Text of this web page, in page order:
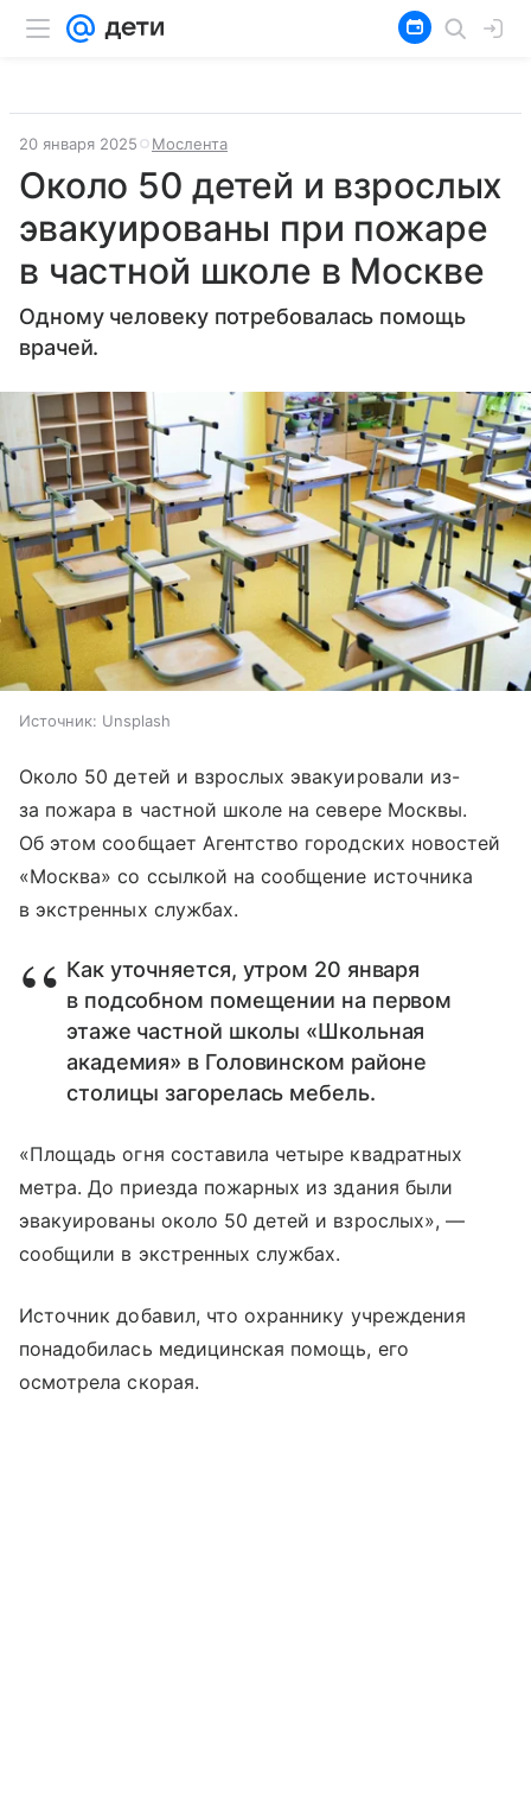
20 января 2025 Мослента
Около 50 детей и взрослых
эвакуированы при пожаре
в частной школе в Москве
Одному человеку потребовалась помощь
врачей.
Источник: Unsplash
Около 50 детей и взрослых эвакуировали из-
за пожара в частной школе на севере Москвы.
Об этом сообщает Агентство городских новостей
«Москва» со ссылкой на сообщение источника
в экстренных службах.
Как уточняется, утром 20 января
в подсобном помещении на первом
этаже частной школы «Школьная
академия» в Головинском районе
столицы загорелась мебель.
«Площадь огня составила четыре квадратных
метра. До приезда пожарных из здания были
эвакуированы около 50 детей и взрослых», —
сообщили в экстренных службах.
Источник добавил, что охраннику учреждения
понадобилась медицинская помощь, его
осмотрела скорая.